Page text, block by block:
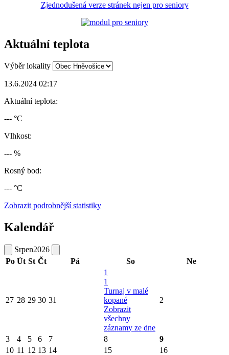
Zjednodušená verze stránek nejen pro seniory
Aktuální teplota
Výběr lokality
13.6.2024 02:17
Aktuální teplota:
--- °C
Vlhkost:
--- %
Rosný bod:
--- °C
Zobrazit podrobnější statistiky
Kalendář
Srpen2026
Po Út St Čt Pá So Ne
27 28 29 30 31
1
1
Turnaj v malé
kopané
Zobrazit
všechny
záznamy ze dne
2
3 4 5 6 7 8
9
10 11 12 13 14 15 16